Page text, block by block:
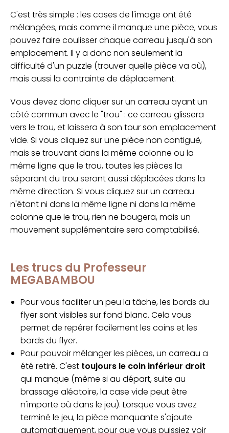
C'est très simple : les cases de l'image ont été
mélangées, mais comme il manque une pièce, vous
pouvez faire coulisser chaque carreau jusqu'à son
emplacement. Il y a donc non seulement la
difficulté d'un puzzle (trouver quelle pièce va où),
mais aussi la contrainte de déplacement.
Vous devez donc cliquer sur un carreau ayant un
côté commun avec le "trou" : ce carreau glissera
vers le trou, et laissera à son tour son emplacement
vide. Si vous cliquez sur une pièce non contiguë,
mais se trouvant dans la même colonne ou la
même ligne que le trou, toutes les pièces la
séparant du trou seront aussi déplacées dans la
même direction. Si vous cliquez sur un carreau
n'étant ni dans la même ligne ni dans la même
colonne que le trou, rien ne bougera, mais un
mouvement supplémentaire sera comptabilisé.
Les trucs du Professeur
MEGABAMBOU
Pour vous faciliter un peu la tâche, les bords du
flyer sont visibles sur fond blanc. Cela vous
permet de repérer facilement les coins et les
bords du flyer.
Pour pouvoir mélanger les pièces, un carreau a
été retiré. C'est toujours le coin inférieur droit
qui manque (même si au départ, suite au
brassage aléatoire, la case vide peut être
n'importe où dans le jeu). Lorsque vous avez
terminé le jeu, la pièce manquante s'ajoute
automatiquement, pour que vous puissiez voir